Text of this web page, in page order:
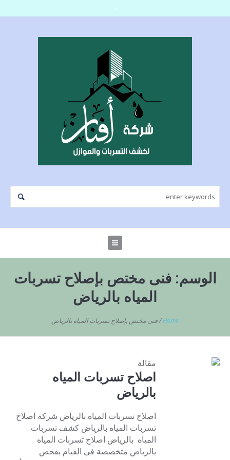
الوسم:فنى مختص بإصلاح تسربات
المياه بالرياض
Home
/فنى مختص بإصلاح تسربات المياه بالرياض
مقالة
اصلاح تسربات المياه
بالرياض
اصلاح تسربات المياه بالرياض شركة اصلاح
تسربات المياه بالرياض كشف تسربات
المياه بالرياض اصلاح تسربات المياه
بالرياض متخصصة في القيام بفحص